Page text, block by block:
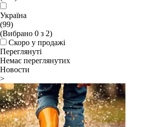
Україна
(99)
(Вибрано 0 з 2)
Скоро у продажі
Переглянуті
Немає переглянутих
Новости
>